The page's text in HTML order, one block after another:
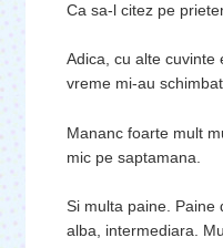
Ca sa-l citez pe
Adica, cu alte cuvinte
vreme mi-au
Mananc foarte mult
mic pe saptamana.
Si multa paine. Paine
alba, intermediara.